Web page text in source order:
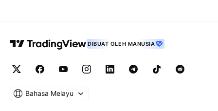
DIBUAT OLEH MANUSIA
Bahasa Melayu